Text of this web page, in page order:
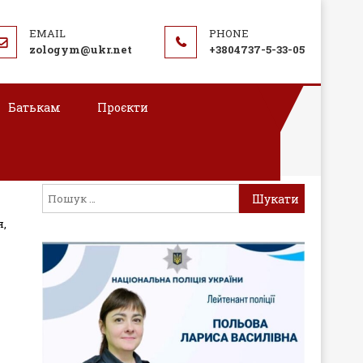
zologym@ukr.net +3804737-5-33-05
Батькам Проєкти
Пошук: